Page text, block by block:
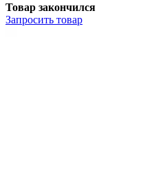
Товар закончился
Запросить товар